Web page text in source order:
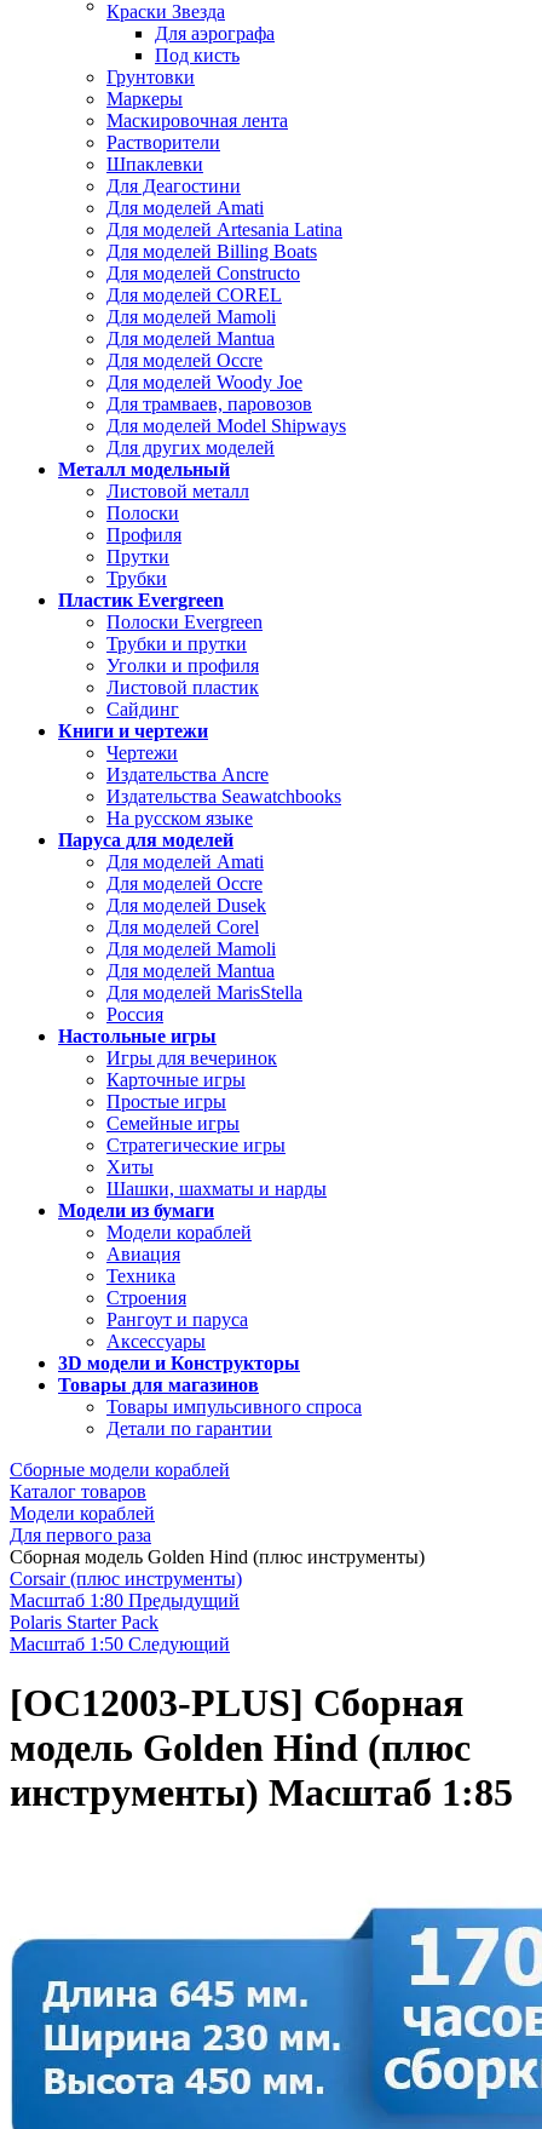
Краски Звезда
Для аэрографа
Под кисть
Грунтовки
Маркеры
Маскировочная лента
Растворители
Шпаклевки
Для Деагостини
Для моделей Amati
Для моделей Artesania Latina
Для моделей Billing Boats
Для моделей Constructo
Для моделей COREL
Для моделей Mamoli
Для моделей Mantua
Для моделей Occre
Для моделей Woody Joe
Для трамваев, паровозов
Для моделей Model Shipways
Для других моделей
Металл модельный
Листовой металл
Полоски
Профиля
Прутки
Трубки
Пластик Evergreen
Полоски Evergreen
Трубки и прутки
Уголки и профиля
Листовой пластик
Сайдинг
Книги и чертежи
Чертежи
Издательства Ancre
Издательства Seawatchbooks
На русском языке
Паруса для моделей
Для моделей Amati
Для моделей Occre
Для моделей Dusek
Для моделей Corel
Для моделей Mamoli
Для моделей Mantua
Для моделей MarisStella
Россия
Настольные игры
Игры для вечеринок
Карточные игры
Простые игры
Семейные игры
Стратегические игры
Хиты
Шашки, шахматы и нарды
Модели из бумаги
Модели кораблей
Авиация
Техника
Строения
Рангоут и паруса
Аксессуары
3D модели и Конструкторы
Товары для магазинов
Товары импульсивного спроса
Детали по гарантии
Сборные модели кораблей
Каталог товаров
Модели кораблей
Для первого раза
Сборная модель Golden Hind (плюс инструменты)
Corsair (плюс инструменты)
Масштаб 1:80 Предыдущий
Polaris Starter Pack
Масштаб 1:50 Следующий
[OC12003-PLUS] Сборная
модель Golden Hind (плюс
инструменты) Масштаб 1:85